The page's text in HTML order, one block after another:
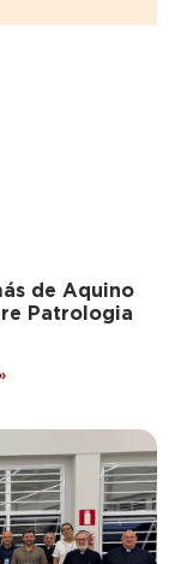
de Aquino
Patrologia